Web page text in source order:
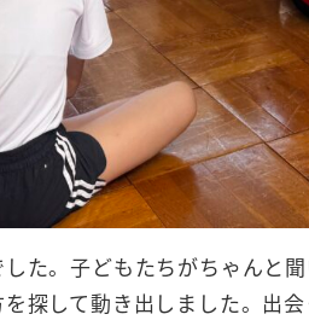
た。子どもたちがちゃんと
探して動き出しました。出